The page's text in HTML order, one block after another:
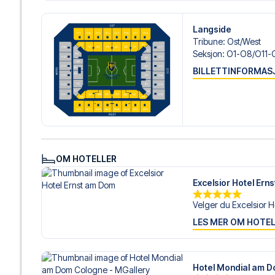
Er du klar for å oppleve 1. FC Köln på
med å realisere din fotballreisedrøm!
Langside
Tribune: Ost/​West
Seksjon: O1-O8/​O11-
OM HOTELLER
Excelsior Hotel
Velger du Excelsior
LES MER OM
Hotel Mondial am